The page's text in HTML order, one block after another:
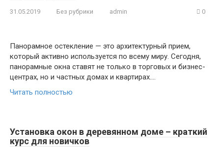
31.05.2019 Без рубрики admin 0
Панорамное остекление — это архитектурный прием,
который активно используется по всему миру. Сегодня,
панорамные окна ставят не только в торговых и бизнес-
центрах, но и частных домах и квартирах….
Читать полностью
Установка окон в деревянном доме – краткий
курс для новичков